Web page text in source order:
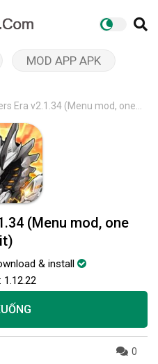
MOD APP APK
Era v2.1.34 (Menu mod, one
(Menu mod, one
& install
1.12.22
0